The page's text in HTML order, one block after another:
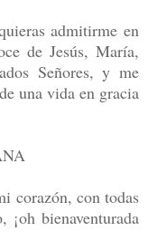
admitirme en
de Jesús, María,
Señores, y me
una vida en gracia
corazón, con todas
bienaventurada